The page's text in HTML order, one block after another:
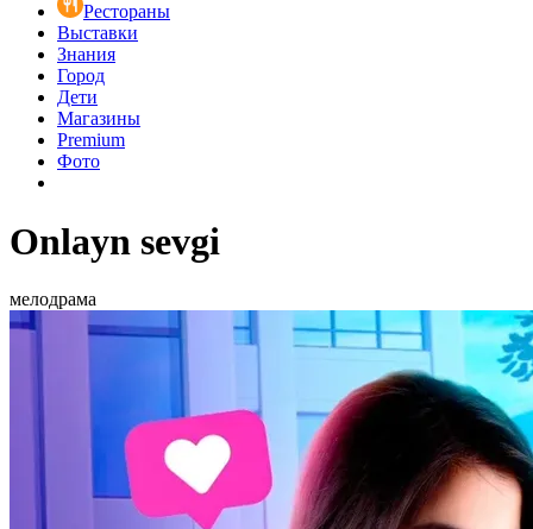
Рестораны
Выставки
Знания
Город
Дети
Магазины
Premium
Фото
Onlayn sevgi
мелодрама